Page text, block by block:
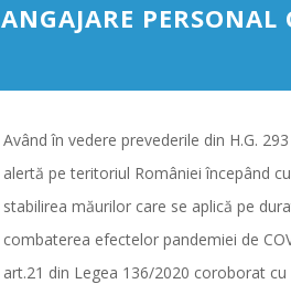
ANGAJARE
Având în vedere prevederile din H.G.
alertă pe teritoriul României începând
stabilirea măurilor care se aplică pe
combaterea efectelor pandemiei de
art.21 din Legea 136/2020 coroborat